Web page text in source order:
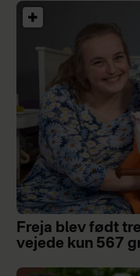
Freja blev født
vejede kun 567